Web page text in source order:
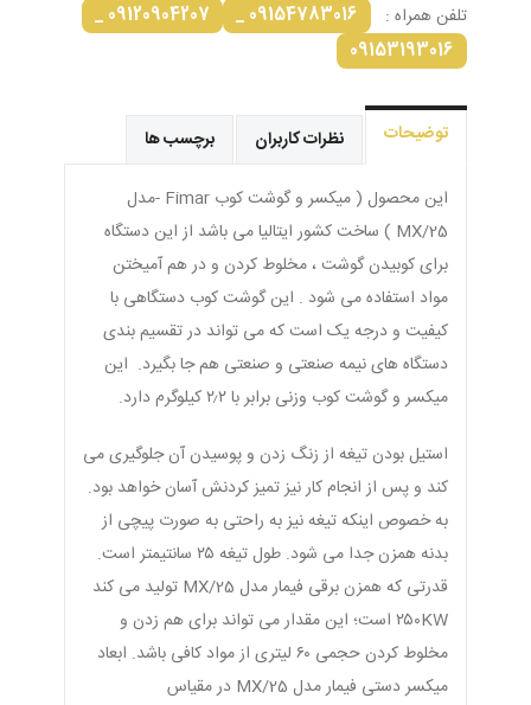
تلفن همراه : 09154783016 _
09120904207 _
09153193016
توضیحات نظرات کاربران برچسب ها
این محصول ( میکسر و گوشت کوب Fimar -مدل
MX/25 ) ساخت کشور ایتالیا می باشد از این دستگاه
برای کوبیدن گوشت ، مخلوط کردن و در هم آمیختن
مواد استفاده می شود . این گوشت کوب دستگاهی با
کیفیت و درجه یک است که می تواند در تقسیم بندی
دستگاه های نیمه صنعتی و صنعتی هم جا بگیرد. این
میکسر و گوشت کوب وزنی برابر با ۲٫۲ کیلوگرم دارد.
استیل بودن تیغه از زنگ زدن و پوسیدن آن جلوگیری می
کند و پس از انجام کار نیز تمیز کردنش آسان خواهد بود.
به خصوص اینکه تیغه نیز به راحتی به صورت پیچی از
بدنه همزن جدا می شود. طول تیغه ۲۵ سانتیمتر است.
قدرتی که همزن برقی فیمار مدل MX/25 تولید می کند
۲۵۰KW است؛ این مقدار می تواند برای هم زدن و
مخلوط کردن حجمی ۶۰ لیتری از مواد کافی باشد. ابعاد
میکسر دستی فیمار مدل MX/25 در مقیاس